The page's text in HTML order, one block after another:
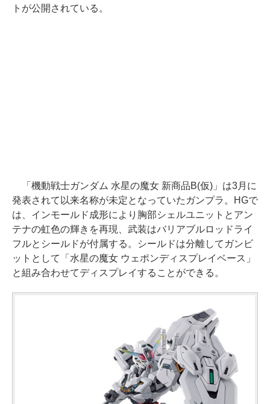
トが公開されている。
「機動戦士ガンダム 水星の魔女 新商品B(仮)」は3月に
発表されて以来名称が未定となっていたガンプラ。HGで
は、インモールド成形により胸部シェルユニットとアン
テナの虹色の輝きを再現、武装はバリアブルロッドライ
フルとシールドが付属する。シールドは分離してガンビ
ットとして「水星の魔女 ウェポンディスプレイベース」
と組み合わせてディスプレイすることができる。